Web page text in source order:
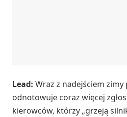
Lead: Wraz z nadejściem zimy
odnotowuje coraz więcej
kierowców, którzy „grzeją